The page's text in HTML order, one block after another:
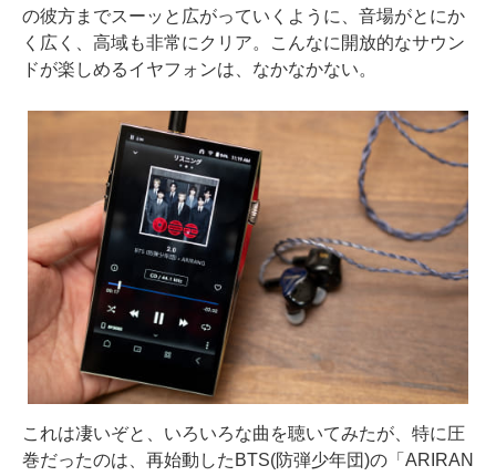
の彼方までスーッと広がっていくように、音場がとにか
く広く、高域も非常にクリア。こんなに開放的なサウン
ドが楽しめるイヤフォンは、なかなかない。
これは凄いぞと、いろいろな曲を聴いてみたが、特に圧
巻だったのは、再始動したBTS(防弾少年団)の「ARIRAN